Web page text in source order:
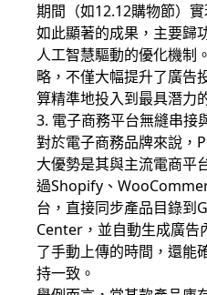
期間（如12.12購物節）實
如此顯著的成果，主要
人工智慧驅動的優化機制
略，不僅大幅提升了廣告
算精準地投入到最具潛力
3. 電子商務平台無縫串接
對於電子商務品牌來說
大優勢是其與主流電商平
過Shopify、
台，直接同步產品目錄
Center，並自動生成廣告
了手動上傳的時間，還能
持一致。